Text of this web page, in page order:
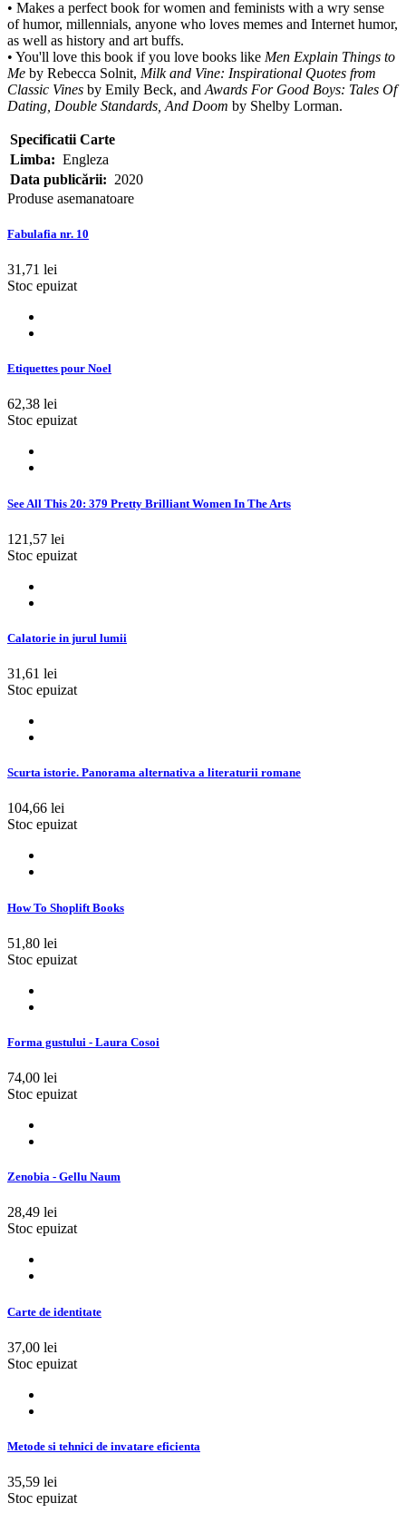
• Makes a perfect book for women and feminists with a wry sense
of humor, millennials, anyone who loves memes and Internet humor,
as well as history and art buffs.
• You'll love this book if you love books like Men Explain Things to
Me by Rebecca Solnit, Milk and Vine: Inspirational Quotes from
Classic Vines by Emily Beck, and Awards For Good Boys: Tales Of
Dating, Double Standards, And Doom by Shelby Lorman.
Specificatii Carte
Limba: Engleza
Data publicării: 2020
Produse asemanatoare
Fabulafia nr. 10
31,71 lei
Stoc epuizat
Etiquettes pour Noel
62,38 lei
Stoc epuizat
See All This 20: 379 Pretty Brilliant Women In The Arts
121,57 lei
Stoc epuizat
Calatorie in jurul lumii
31,61 lei
Stoc epuizat
Scurta istorie. Panorama alternativa a literaturii romane
104,66 lei
Stoc epuizat
How To Shoplift Books
51,80 lei
Stoc epuizat
Forma gustului - Laura Cosoi
74,00 lei
Stoc epuizat
Zenobia - Gellu Naum
28,49 lei
Stoc epuizat
Carte de identitate
37,00 lei
Stoc epuizat
Metode si tehnici de invatare eficienta
35,59 lei
Stoc epuizat